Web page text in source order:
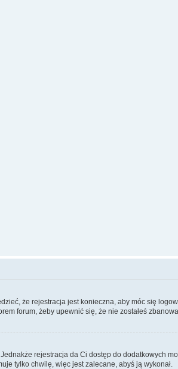
że rejestracja jest konieczna, aby móc się
forum, żeby upewnić się, że nie zostałeś
rejestracja da Ci dostęp do dodatkowych
tylko chwilę, więc jest zalecane, abyś ją wykonał.